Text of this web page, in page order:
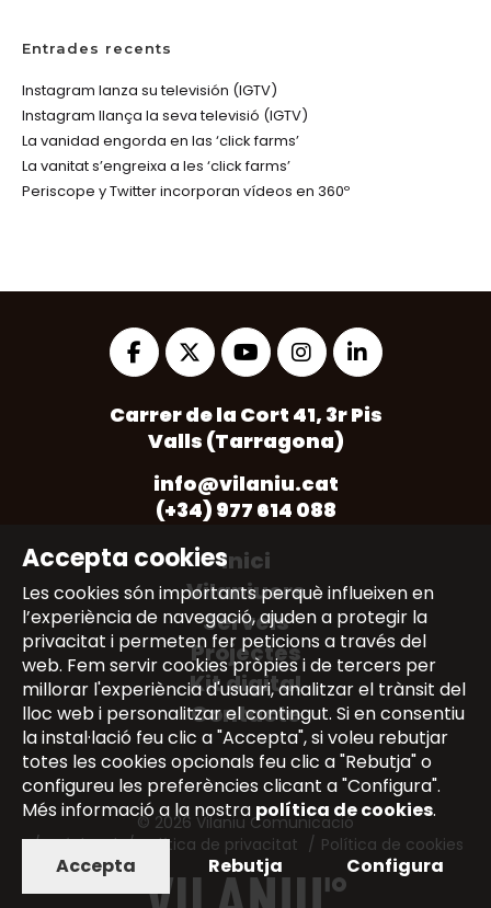
D’Instagram
En
Passos
Entrades recents
Instagram lanza su televisión (IGTV)
Instagram llança la seva televisió (IGTV)
La vanidad engorda en las ‘click farms’
La vanitat s’engreixa a les ‘click farms’
Periscope y Twitter incorporan vídeos en 360º
Accepta cookies
Les cookies són importants perquè influeixen en
l’experiència de navegació, ajuden a protegir la
privacitat i permeten fer peticions a través del
web. Fem servir cookies pròpies i de tercers per
millorar l'experiència d'usuari, analitzar el trànsit del
lloc web i personalitzar el contingut. Si en consentiu
la instal·lació feu clic a "Accepta", si voleu rebutjar
totes les cookies opcionals feu clic a "Rebutja" o
configureu les preferències clicant a "Configura".
Més informació a la nostra política de cookies.
Accepta Rebutja Configura
in
new
tab
in
a
tab
in
a
new
tab
in
a
tab
in
Carrer de la Cort 41, 3r Pis
Valls (Tarragona)
info@vilaniu.cat
(+34) 977 614 088
Inici
Vilaniuers
Serveis
Projectes
Kit digital
Contacte
© 2026 Vilaniu Comunicació
Avís legal
Política de privacitat Política de cookies